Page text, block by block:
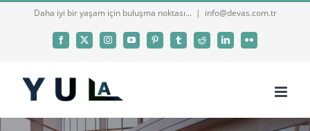
Daha iyi bir yaşam için buluşma noktası... | info@devas.com.tr
Facebook
X InstagramYouTubePinterestTumblrReddit LinkedInFlickr